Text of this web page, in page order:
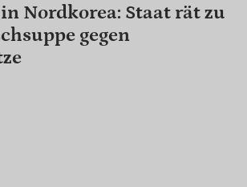
Nordkorea: Staat rät zu
gegen